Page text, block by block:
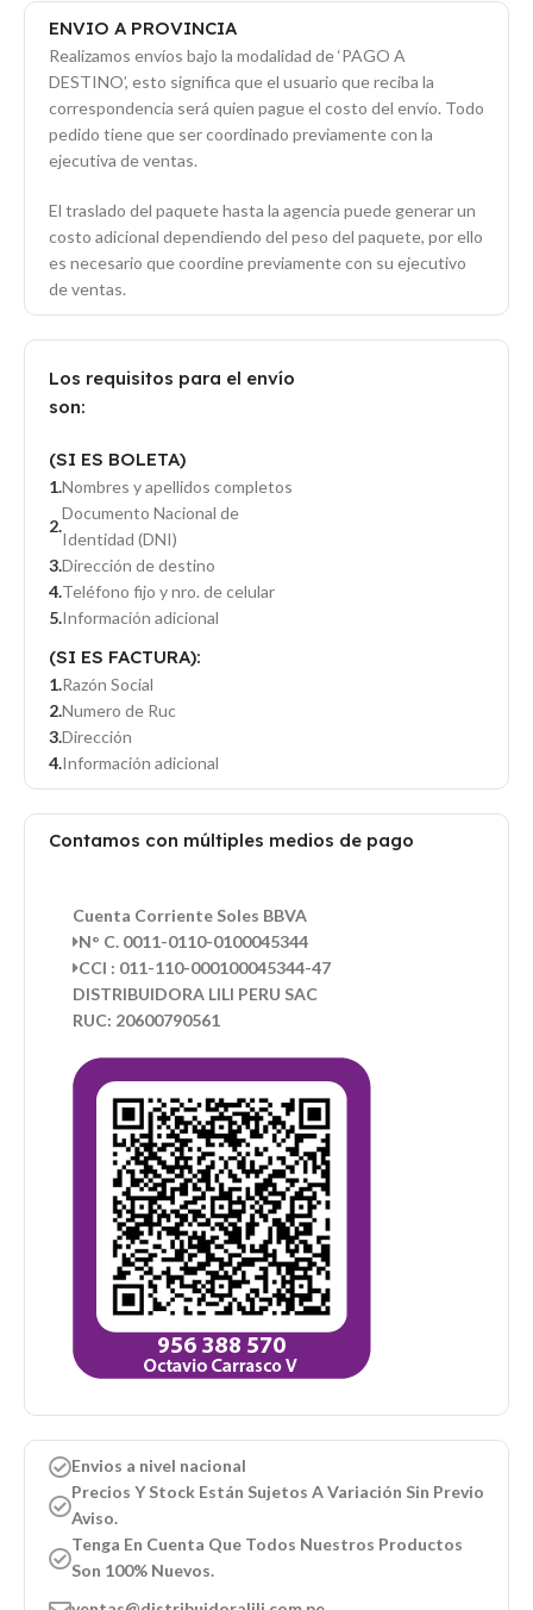
ENVIO A PROVINCIA
Realizamos envíos bajo la modalidad de ‘PAGO A
DESTINO’, esto significa que el usuario que reciba la
correspondencia será quien pague el costo del envío. Todo
pedido tiene que ser coordinado previamente con la
ejecutiva de ventas.
El traslado del paquete hasta la agencia puede generar un
costo adicional dependiendo del peso del paquete, por ello
es necesario que coordine previamente con su ejecutivo
de ventas.
Los requisitos para el envío
son:
(SI ES BOLETA)
Nombres y apellidos completos
Documento Nacional de
Identidad (DNI)
Dirección de destino
Teléfono fijo y nro. de celular
Información adicional
(SI ES FACTURA):
Razón Social
Numero de Ruc
Dirección
Información adicional
Contamos con múltiples medios de pago
Cuenta Corriente Soles BBVA
N° C. 0011-0110-0100045344
CCI : 011-110-000100045344-47
DISTRIBUIDORA LILI PERU SAC
RUC: 20600790561
Envios a nivel nacional
Precios Y Stock Están Sujetos A Variación Sin Previo
Aviso.
Tenga En Cuenta Que Todos Nuestros Productos
Son 100% Nuevos.